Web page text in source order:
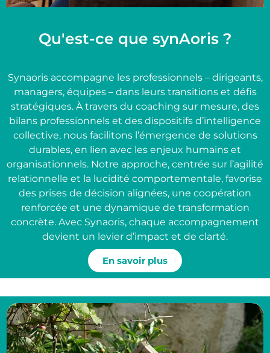
Qu'est-ce que synAoris ?
Synaoris accompagne les professionnels – dirigeants,
managers, équipes – dans leurs transitions et défis
stratégiques. À travers du coaching sur mesure, des
bilans professionnels et des dispositifs d’intelligence
collective, nous facilitons l’émergence de solutions
durables, en lien avec les enjeux humains et
organisationnels. Notre approche, centrée sur l’agilité
relationnelle et la lucidité comportementale, favorise
des prises de décision alignées, une coopération
renforcée et une dynamique de transformation
concrète. Avec Synaoris, chaque accompagnement
devient un levier d’impact et de clarté.
En savoir plus